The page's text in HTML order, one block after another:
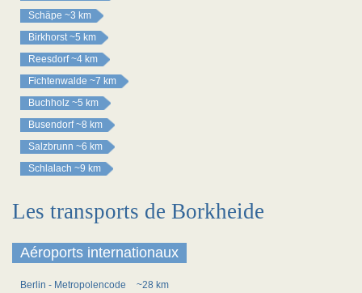
Schäpe ~3 km
Birkhorst ~5 km
Reesdorf ~4 km
Fichtenwalde ~7 km
Buchholz ~5 km
Busendorf ~8 km
Salzbrunn ~6 km
Schlalach ~9 km
Les transports de Borkheide
Aéroports internationaux
Berlin - Metropolencode
~28 km